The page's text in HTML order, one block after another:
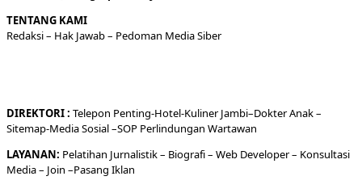
TENTANG KAMI
Redaksi– Hak Jawab – Pedoman Media Siber
DIREKTORI: Telepon Penting-Hotel-KulinerJambi–DokterAnak –
Sitemap-Media Sosial –SOP Perlindungan Wartawan
LAYANAN: Pelatihan Jurnalistik – Biografi– Web Developer– Konsultasi
Media– Join –Pasang Iklan